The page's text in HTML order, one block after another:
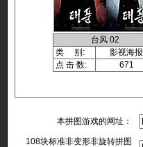
台风 02
类 别:
影视海报
点 击 数:
671
本拼图游戏的网址：
108块标准非变形非旋转拼图